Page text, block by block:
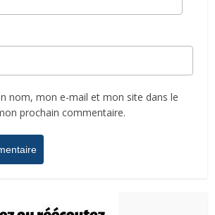
nom, mon e-mail et mon site dans le
prochain commentaire.